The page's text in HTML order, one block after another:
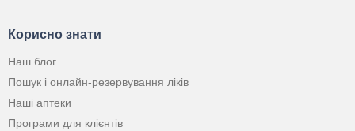
Корисно знати
Наш блог
Пошук і онлайн-резервування ліків
Наші аптеки
Програми для клієнтів